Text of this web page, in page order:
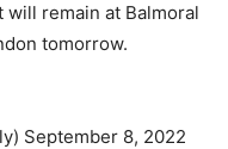
remain at Balmoral
tomorrow.
September 8, 2022